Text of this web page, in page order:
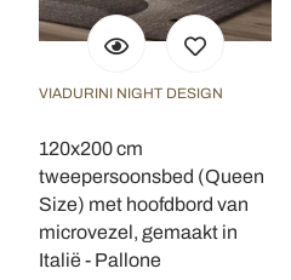
VIADURINI NIGHT DESIGN
120x200 cm
tweepersoonsbed (Queen
Size) met hoofdbord van
microvezel, gemaakt in
Italië - Pallone